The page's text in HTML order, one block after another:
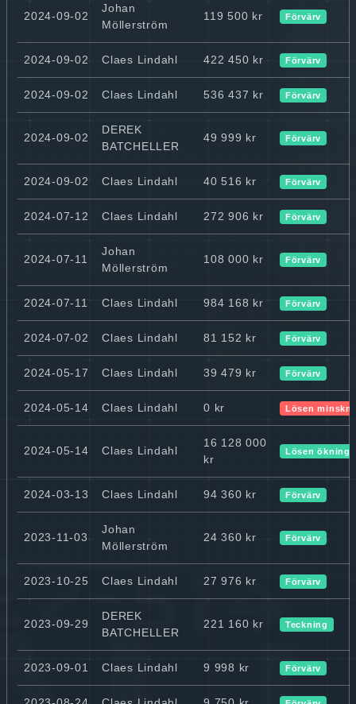
2024-09-02
Johan
Möllerström
119 500 kr Förvärv
2024-09-02 Claes Lindahl 422 450 kr Förvärv
2024-09-02 Claes Lindahl 536 437 kr Förvärv
2024-09-02
DEREK
BATCHELLER
49 999 kr Förvärv
2024-09-02 Claes Lindahl 40 516 kr Förvärv
2024-07-12 Claes Lindahl 272 906 kr Förvärv
2024-07-11
Johan
Möllerström
108 000 kr Förvärv
2024-07-11 Claes Lindahl 984 168 kr Förvärv
2024-07-02 Claes Lindahl 81 152 kr Förvärv
2024-05-17 Claes Lindahl 39 479 kr Förvärv
2024-05-14 Claes Lindahl 0 kr Lösen
2024-05-14 Claes Lindahl
16 128 000
kr
Lösen ökning
2024-03-13 Claes Lindahl 94 360 kr Förvärv
2023-11-03
Johan
Möllerström
24 360 kr Förvärv
2023-10-25 Claes Lindahl 27 976 kr Förvärv
2023-09-29
DEREK
BATCHELLER
221 160 kr Teckning
2023-09-01 Claes Lindahl 9 998 kr Förvärv